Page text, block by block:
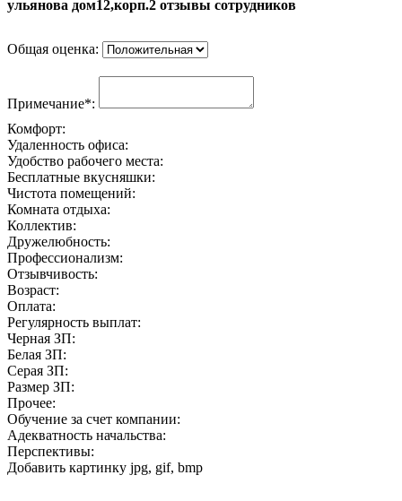
ульянова дом12,корп.2 отзывы сотрудников
Общая оценка:
Примечание*:
Комфорт:
Удаленность офиса:
Удобство рабочего места:
Бесплатные вкусняшки:
Чистота помещений:
Комната отдыха:
Коллектив:
Дружелюбность:
Профессионализм:
Отзывчивость:
Возраст:
Оплата:
Регулярность выплат:
Черная ЗП:
Белая ЗП:
Серая ЗП:
Размер ЗП:
Прочее:
Обучение за счет компании:
Адекватность начальства:
Перспективы:
Добавить картинку jpg, gif, bmp